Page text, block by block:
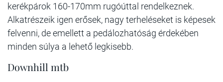
kerékpárok 160-170mm rugóúttal rendelkeznek.
Alkatrészeik igen erősek, nagy terheléseket is képesek
felvenni, de emellett a pedálozhatóság érdekében
minden súlya a lehető legkisebb.
Downhill mtb